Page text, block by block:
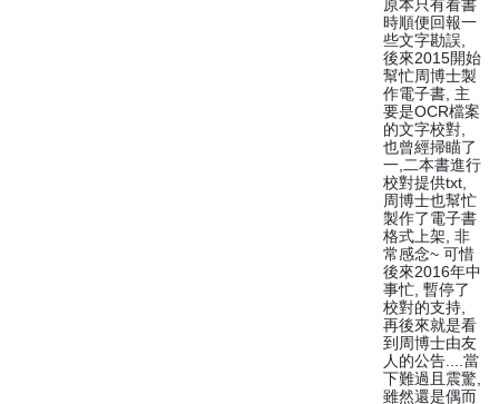
原本只有看書
時順便回報一
些文字勘誤,
後來2015開始
幫忙周博士製
作電子書, 主
要是OCR檔案
的文字校對,
也曾經掃瞄了
一,二本書進行
校對提供txt,
周博士也幫忙
製作了電子書
格式上架, 非
常感念~ 可惜
後來2016年中
事忙, 暫停了
校對的支持,
再後來就是看
到周博士由友
人的公告....當
下難過且震驚,
雖然還是偶而